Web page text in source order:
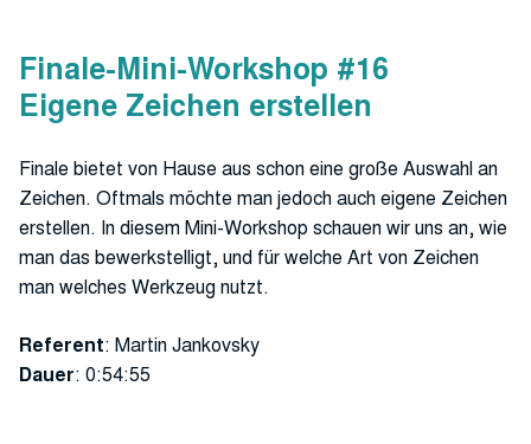
Finale-Mini-Workshop #16
Eigene Zeichen erstellen
Finale bietet von Hause aus schon eine große Auswahl an
Zeichen. Oftmals möchte man jedoch auch eigene Zeichen
erstellen. In diesem Mini-Workshop schauen wir uns an, wie
man das bewerkstelligt, und für welche Art von Zeichen
man welches Werkzeug nutzt.
Referent: Martin Jankovsky
Dauer: 0:54:55